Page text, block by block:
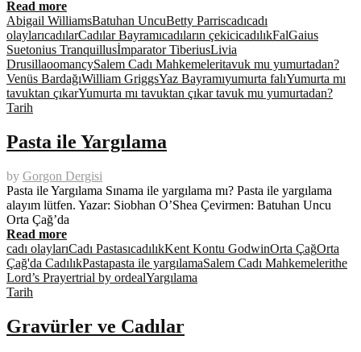
Read more
Abigail WilliamsBatuhan UncuBetty Parriscadıcadı
olaylarıcadılarCadılar Bayramıcadıların çekicicadılıkFalGaius
Suetonius Tranquillusİmparator TiberiusLivia
DrusillaoomancySalem Cadı Mahkemeleritavuk mu yumurtadan?
Venüs BardağıWilliam GriggsYaz Bayramıyumurta falıYumurta mı
tavuktan çıkarYumurta mı tavuktan çıkar tavuk mu yumurtadan?
Tarih
Pasta ile Yargılama
by Gorgon Dergisi
Pasta ile Yargılama Sınama ile yargılama mı? Pasta ile yargılama
alayım lütfen. Yazar: Siobhan O’Shea Çevirmen: Batuhan Uncu
Orta Çağ’da
Read more
cadı olaylarıCadı PastasıcadılıkKent Kontu GodwinOrta ÇağOrta
Çağ'da CadılıkPastapasta ile yargılamaSalem Cadı Mahkemelerithe
Lord’s Prayertrial by ordealYargılama
Tarih
Gravürler ve Cadılar